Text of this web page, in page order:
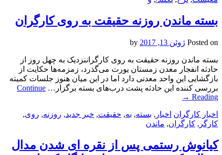
بسته ماندن روزنه حقیقت به روی کارگران
Posted on ژوئن 13, 2017
بسته ماندن روزنه حقیقت به روی کارگراننزدیک به چهل روز از
حادثه انفجار معدن زمستان یورت می‌گذرد، زمزمه‌ها حکایت از
بازگشایی این واحد معدنی دارد اما در این میان هنوز جلسات کمیته
بررسی کننده این حادثه پشت درب‌های بسته برگزار… Continue
Reading
→
اخبار کارگران اخبار , بسته, به, حقیقت, خبر جدید, روزنه, روی,
کارگر , کارگران, ماندن
کیانوش رستمی پس از نقره ای شدن مدال